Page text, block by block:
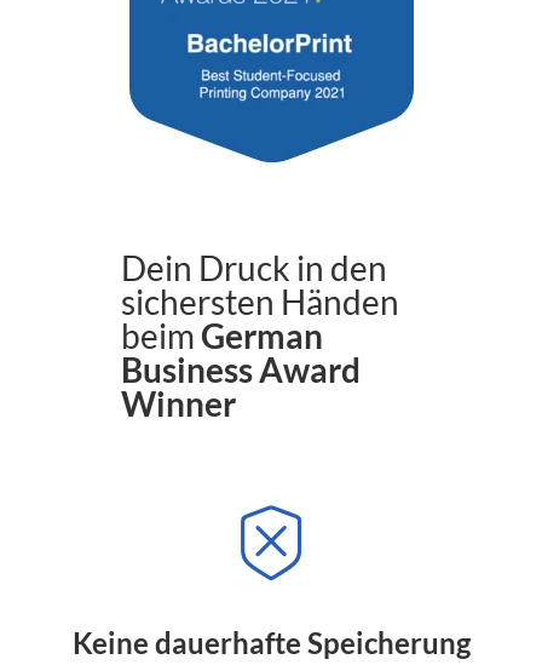
Dein Druck in den
sichersten Händen
beim German
Business Award
Winner
Keine dauerhafte Speicherung